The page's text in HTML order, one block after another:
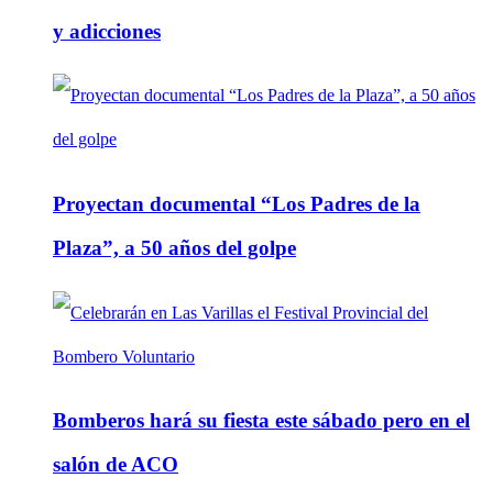
y adicciones
Proyectan documental “Los Padres de la
Plaza”, a 50 años del golpe
Bomberos hará su fiesta este sábado pero en el
salón de ACO